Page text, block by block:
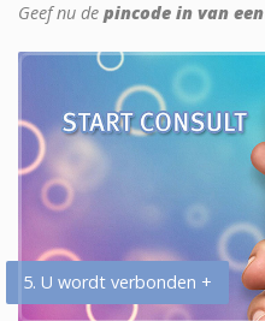
Geef nu de pincode in van
5. U wordt verbonden +